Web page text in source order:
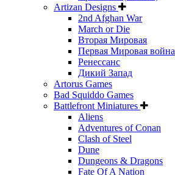
Artizan Designs
2nd Afghan War
March or Die
Вторая Мировая
Первая Мировая война
Ренессанс
Дикий Запад
Artorus Games
Bad Squiddo Games
Battlefront Miniatures
Aliens
Adventures of Conan
Clash of Steel
Dune
Dungeons & Dragons
Fate Of A Nation